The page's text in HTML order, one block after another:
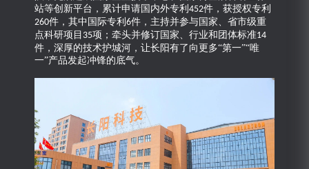
站等创新平台，累计申请国内外专利 452件，获授权专利
260件，其中国际专利 6件，主持并参与国家、省市级重
点科研项目 35项；牵头并修订国家、行业和团体标准14
件，深厚的技术护城河，让长阳有了向更多“第一”“唯
一”产品发起冲锋的底气。